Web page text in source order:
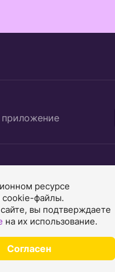
Нижний
ресурсе
cookie-файлы.
вы подтверждаете
на их использование.
Согласен